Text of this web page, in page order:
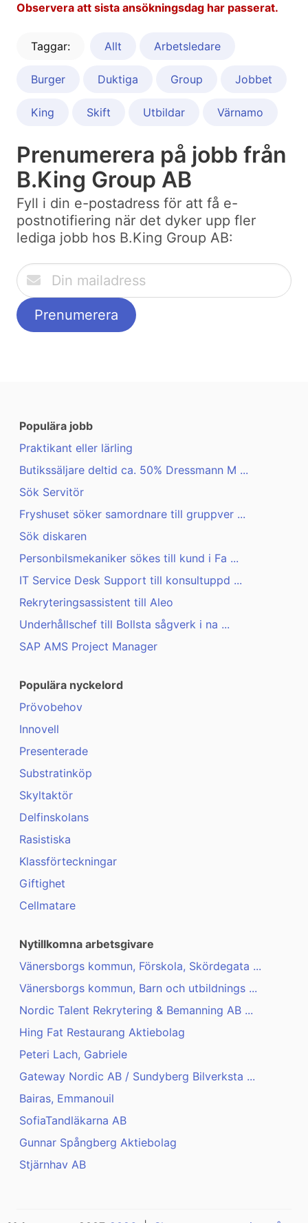
Observera att sista ansökningsdag har passerat.
Taggar: Allt Arbetsledare
Burger Duktiga Group Jobbet
King Skift Utbildar Värnamo
Prenumerera på jobb från
B.King Group AB
Fyll i din e-postadress för att få e-
postnotifiering när det dyker upp fler
lediga jobb hos B.King Group AB:
Populära jobb
Praktikant eller lärling
Butikssäljare deltid ca. 50% Dressmann M ...
Sök Servitör
Fryshuset söker samordnare till gruppver ...
Sök diskaren
Personbilsmekaniker sökes till kund i Fa ...
IT Service Desk Support till konsultuppd ...
Rekryteringsassistent till Aleo
Underhållschef till Bollsta sågverk i na ...
SAP AMS Project Manager
Populära nyckelord
Prövobehov
Innovell
Presenterade
Substratinköp
Skyltaktör
Delfinskolans
Rasistiska
Klassförteckningar
Giftighet
Cellmatare
Nytillkomna arbetsgivare
Vänersborgs kommun, Förskola, Skördegata ...
Vänersborgs kommun, Barn och utbildnings ...
Nordic Talent Rekrytering & Bemanning AB ...
Hing Fat Restaurang Aktiebolag
Peteri Lach, Gabriele
Gateway Nordic AB / Sundyberg Bilverksta ...
Bairas, Emmanouil
SofiaTandläkarna AB
Gunnar Spångberg Aktiebolag
Stjärnhav AB